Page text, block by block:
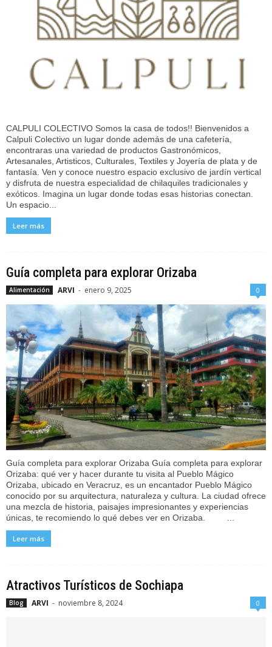
CALPULI COLECTIVO Somos la casa de todos!! Bienvenidos a
Calpuli Colectivo un lugar donde además de una cafetería,
encontraras una variedad de productos Gastronómicos,
Artesanales, Artisticos, Culturales, Textiles y Joyería de plata y de
fantasía. Ven y conoce nuestro espacio exclusivo de jardín vertical
y disfruta de nuestra especialidad de chilaquiles tradicionales y
exóticos. Imagina un lugar donde todas esas historias conectan.
Un espacio...
Leer más
Guía completa para explorar Orizaba
Alimentación ARVI - enero 9, 2025 0
Guía completa para explorar Orizaba Guía completa para explorar
Orizaba: qué ver y hacer durante tu visita al Pueblo Mágico
Orizaba, ubicado en Veracruz, es un encantador Pueblo Mágico
conocido por su arquitectura, naturaleza y cultura. La ciudad ofrece
una mezcla de historia, paisajes impresionantes y experiencias
únicas, te recomiendo lo qué debes ver en Orizaba. ...
Leer más
Atractivos Turísticos de Sochiapa
Blog ARVI - noviembre 8, 2024 0